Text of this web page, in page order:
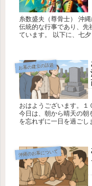
糸数盛夫（尊骨士） 沖
伝統的な行事であり、先
ています。 以下に、七
お墓の建立の話題
おはようございます。１
今日は、朝から晴天の
を忘れずに一日を過ご
沖縄のお墓について